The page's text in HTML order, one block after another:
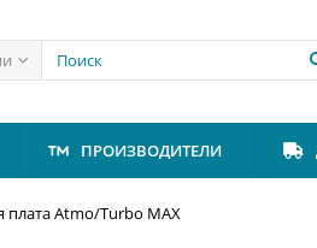
ПРОИЗВОДИТЕЛИ
плата Atmo/Turbo MAX